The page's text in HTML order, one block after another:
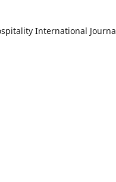
International